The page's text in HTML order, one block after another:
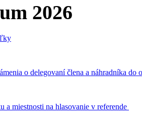
2026
o delegovaní člena a náhradníka
a miestnosti na hlasovanie v referende